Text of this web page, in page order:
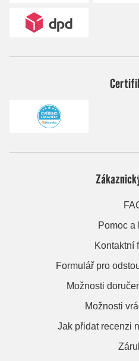
Pomoc a
Kontaktní
Formulář pro
Možnosti
Možnosti
Jak přidat recenzi